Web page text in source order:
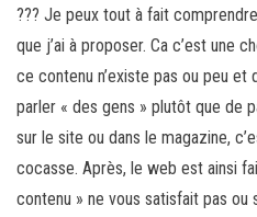
??? Je peux tout à fait comprendre
que j’ai à proposer. Ca c’est une
ce contenu n’existe pas ou peu
parler « des gens » plutôt que de
sur le site ou dans le magazine,
cocasse. Après, le web est ainsi
contenu » ne vous satisfait pas